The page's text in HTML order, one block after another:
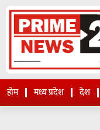
होम मध्य प्रदेश देश